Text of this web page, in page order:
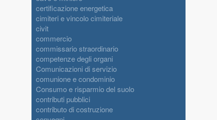
certificazione energetica
cimiteri e vincolo cimiteriale
civit
commercio
commissario straordinario
competenze degli organi
Comunicazioni di servizio
comunione e condominio
Consumo e risparmio del suolo
contributi pubblici
contributo di costruzione